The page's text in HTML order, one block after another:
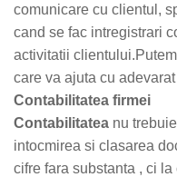
comunicare cu clientul,
cand se fac intregistrari
activitatii
care va ajuta cu
Contabilitatea firmei
Contabilitatea nu
intocmirea si clasarea
cifre fara substanta , ci